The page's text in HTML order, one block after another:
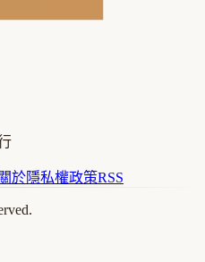
關於隱私權政策RSS